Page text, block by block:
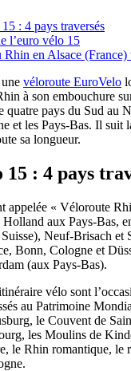
: 4 pays traversés
l’euro vélo 15
Rhin en Alsace (France)
véloroute EuroVelo
à son embouchure
quatre pays du Sud au
et les Pays-Bas. Il suit
sa longueur.
15 : 4 pays
appelée « Véloroute
aux Pays-Bas,
Neuf-Brisach et
Bonn, Cologne et
(aux Pays-Bas).
vélo sont
au Patrimoine
le Couvent de
les Moulins de
le Rhin romantique, le